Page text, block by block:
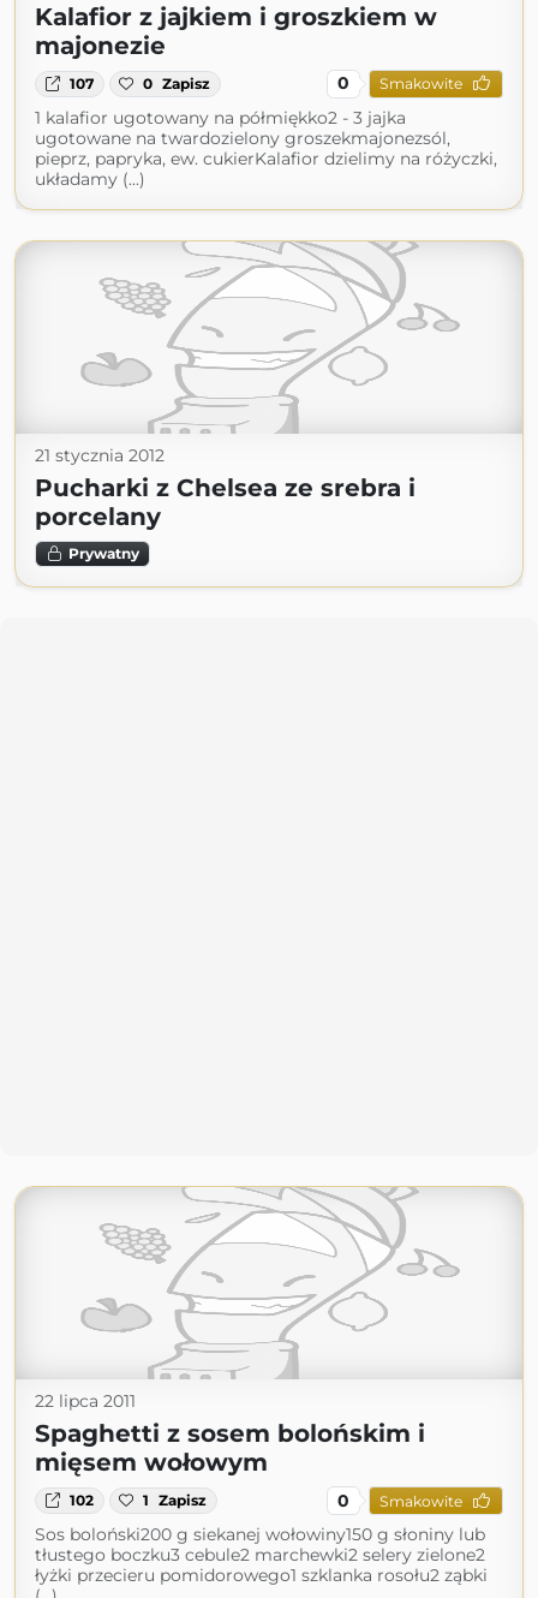
Kalafior z jajkiem i groszkiem w
majonezie
107 0 Zapisz 0 Smakowite
1 kalafior ugotowany na półmiękko2 - 3 jajka
ugotowane na twardozielony groszekmajonezsól,
pieprz, papryka, ew. cukierKalafior dzielimy na różyczki,
układamy (...)
21 stycznia 2012
Pucharki z Chelsea ze srebra i
porcelany
Prywatny
22 lipca 2011
Spaghetti z sosem bolońskim i
mięsem wołowym
102 1 Zapisz 0 Smakowite
Sos boloński200 g siekanej wołowiny150 g słoniny lub
tłustego boczku3 cebule2 marchewki2 selery zielone2
łyżki przecieru pomidorowego1 szklanka rosołu2 ząbki